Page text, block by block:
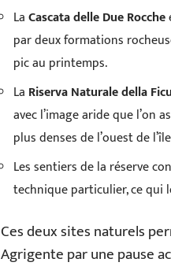
LaCascata delle Due Rocche
par deux formations
pic au printemps.
La Riserva Naturale della
avec l’image aride que l’on
plus denses de l’ouest de
Les sentiers de la réserve
technique particulier, ce qui
Ces deux sites naturels
Agrigente par une pause